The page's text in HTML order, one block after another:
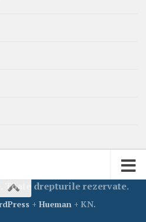
Toate drepturile rezervate.
+ Hueman+ KN.